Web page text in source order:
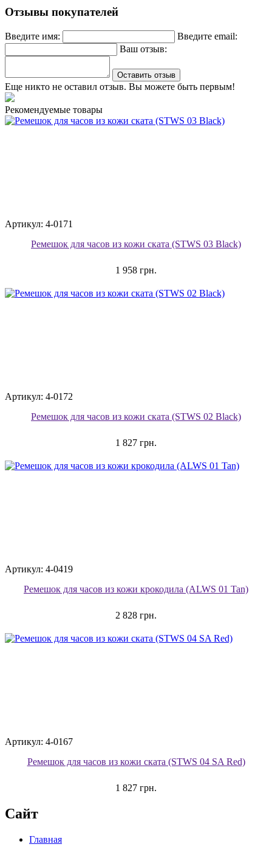
Отзывы покупателей
Введите имя:
Введите email:
Ваш отзыв:
Оставить отзыв
Еще никто не оставил отзыв. Вы можете быть первым!
Рекомендуемые товары
Артикул: 4-0171
Ремешок для часов из кожи ската (STWS 03 Black)
1 958 грн.
Артикул: 4-0172
Ремешок для часов из кожи ската (STWS 02 Black)
1 827 грн.
Артикул: 4-0419
Ремешок для часов из кожи крокодила (ALWS 01 Tan)
2 828 грн.
Артикул: 4-0167
Ремешок для часов из кожи ската (STWS 04 SA Red)
1 827 грн.
Сайт
Главная